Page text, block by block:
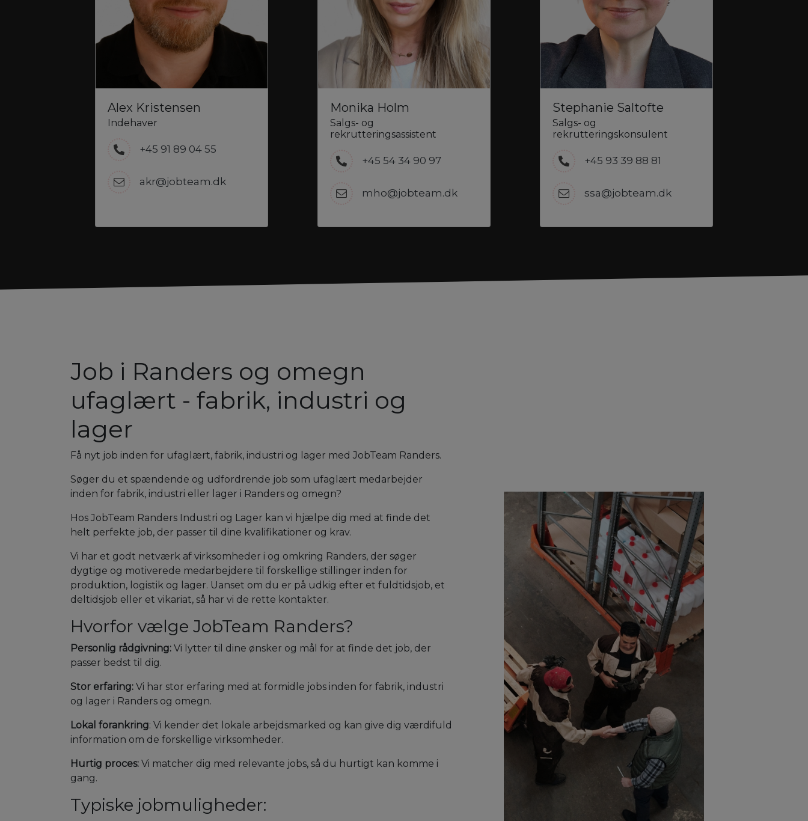
Alex Kristensen
Indehaver
+45 91 89 04 55
akr@jobteam.dk
Monika Holm
Salgs- og
rekrutteringsassistent
+45 54 34 90 97
mho@jobteam.dk
Stephanie Saltofte
Salgs- og
rekrutteringskonsulent
+45 93 39 88 81
ssa@jobteam.dk
Job i Randers og omegn
ufaglært - fabrik, industri og
lager
Få nyt job inden for ufaglært, fabrik, industri og lager med JobTeam Randers.
Søger du et spændende og udfordrende job som ufaglært medarbejder
inden for fabrik, industri eller lager i Randers og omegn?
Hos JobTeam Randers Industri og Lager kan vi hjælpe dig med at finde det
helt perfekte job, der passer til dine kvalifikationer og krav.
Vi har et godt netværk af virksomheder i og omkring Randers, der søger
dygtige og motiverede medarbejdere til forskellige stillinger inden for
produktion, logistik og lager. Uanset om du er på udkig efter et fuldtidsjob, et
deltidsjob eller et vikariat, så har vi de rette kontakter.
Hvorfor vælge JobTeam Randers?
Personlig rådgivning: Vi lytter til dine ønsker og mål for at finde det job, der
passer bedst til dig.
Stor erfaring: Vi har stor erfaring med at formidle jobs inden for fabrik, industri
og lager i Randers og omegn.
Lokal forankring: Vi kender det lokale arbejdsmarked og kan give dig værdifuld
information om de forskellige virksomheder.
Hurtig proces: Vi matcher dig med relevante jobs, så du hurtigt kan komme i
gang.
Typiske jobmuligheder: